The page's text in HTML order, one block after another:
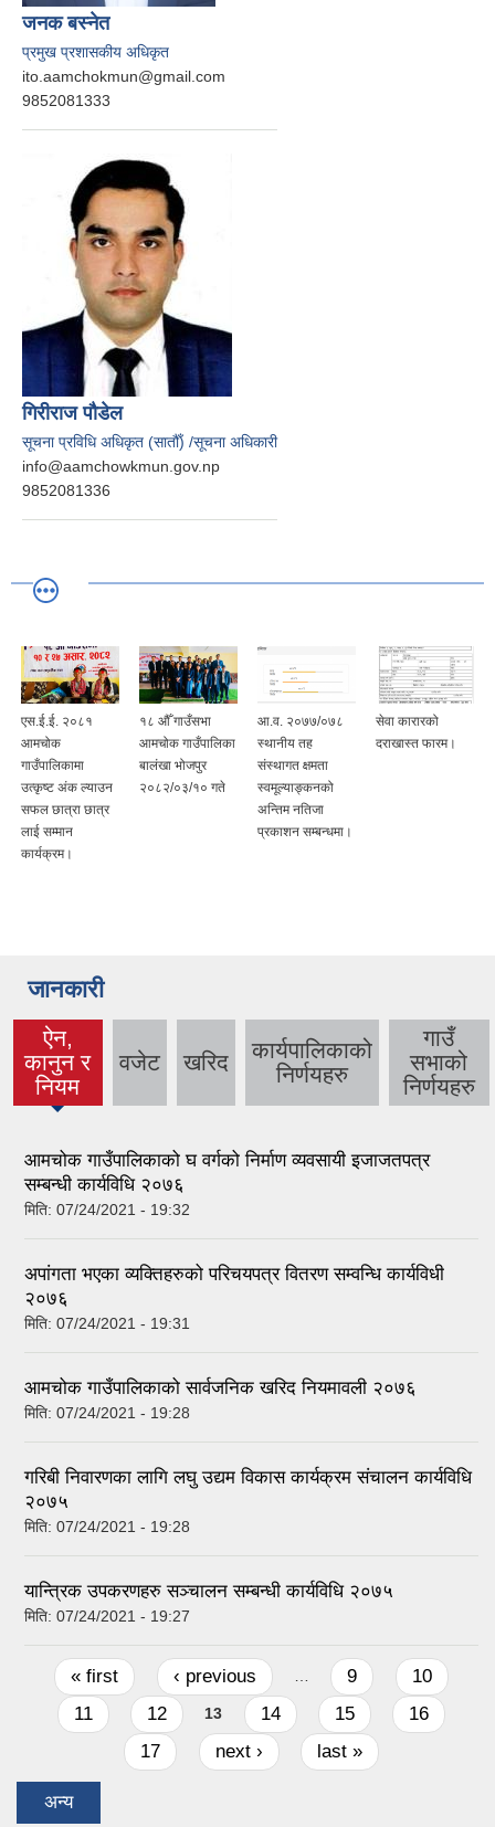
जनक बस्‍नेत
प्रमुख प्रशासकीय अधिकृत
ito.aamchokmun@gmail.com
9852081333
गिरीराज पौडेल
सूचना प्रविधि अधिकृत (सातौँ) /सूचना अधिकारी
info@aamchowkmun.gov.np
9852081336
एस.ई.ई. २०८१
आमचोक
गाउँपालिकामा
उत्कृष्ट अंक ल्याउन
सफल छात्रा छात्र
लाई सम्मान
कार्यक्रम।
१८ औँ गाउँसभा
आमचोक गाउँपालिका
बालंखा भोजपुर
२०८२/०३/१० गते
आ.व. २०७७/०७८
स्थानीय तह
संस्थागत क्षमता
स्वमूल्याङ्कनको
अन्तिम नतिजा
प्रकाशन सम्बन्धमा।
सेवा कारारको
दराखास्त फारम।
जानकारी
ऐन,
कानुन र
नियम
(active
tab)
वजेट खरिद
कार्यपालिकाको
निर्णयहरु
गाउँ
सभाको
निर्णयहरु
आमचोक गाउँपालिकाको घ वर्गको निर्माण व्यवसायी इजाजतपत्र
सम्बन्धी कार्यविधि २०७६
मिति: 07/24/2021 - 19:32
अपांगता भएका व्यक्तिहरुको परिचयपत्र वितरण सम्वन्धि कार्यविधी
२०७६
मिति: 07/24/2021 - 19:31
आमचोक गाउँपालिकाको सार्वजनिक खरिद नियमावली २०७६
मिति: 07/24/2021 - 19:28
गरिबी निवारणका लागि लघु उद्यम विकास कार्यक्रम संचालन कार्यविधि
२०७५
मिति: 07/24/2021 - 19:28
यान्त्रिक उपकरणहरु सञ्चालन सम्बन्धी कार्यविधि २०७५
मिति: 07/24/2021 - 19:27
Pages
« first ‹ previous … 9
10
11
12 13 14 15
16
17
next › last »
अन्य